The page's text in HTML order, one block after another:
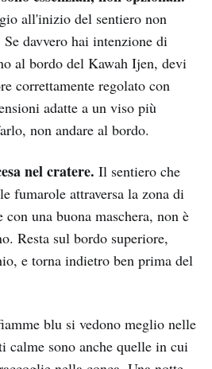
all'inizio del sentiero non
davvero hai intenzione di
al bordo del Kawah Ijen, devi
correttamente regolato con
adatte a un viso più
non andare al bordo.
nel cratere. Il sentiero che
fumarole attraversa la zona di
una buona maschera, non è
Resta sul bordo superiore,
e torna indietro ben prima del
blu si vedono meglio nelle
calme sono anche quelle in cui